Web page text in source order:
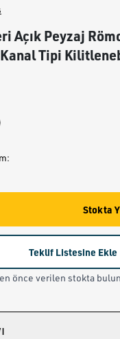
Açık Peyzaj
Tipi
:
Stokta
Teklif Listesine Ekle
önce verilen stokta